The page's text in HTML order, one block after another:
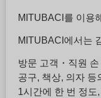
MITUBACI를 이용
MITUBACI에서는
방문 고객・직원 손
공구, 책상, 의자 등
1시간에 한 번 정도